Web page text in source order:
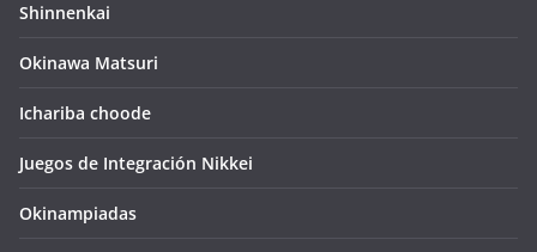
Shinnenkai
Okinawa Matsuri
Ichariba choode
Juegos de Integración Nikkei
Okinampiadas